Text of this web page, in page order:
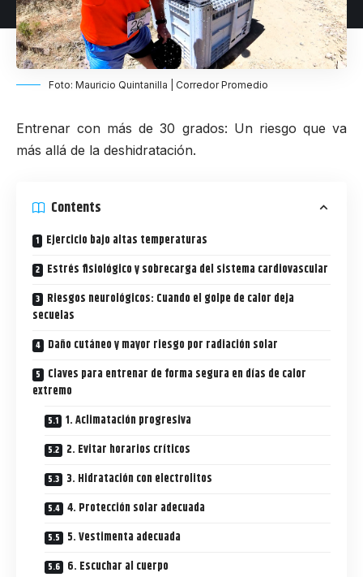
Foto: Mauricio Quintanilla | Corredor Promedio
Entrenar con más de 30 grados: Un riesgo que va
más allá de la deshidratación.
Contents
Ejercicio bajo altas temperaturas
Estrés fisiológico y sobrecarga del sistema cardiovascular
Riesgos neurológicos: Cuando el golpe de calor deja
secuelas
Daño cutáneo y mayor riesgo por radiación solar
Claves para entrenar de forma segura en días de calor
extremo
1. Aclimatación progresiva
2. Evitar horarios críticos
3. Hidratación con electrolitos
4. Protección solar adecuada
5. Vestimenta adecuada
6. Escuchar al cuerpo